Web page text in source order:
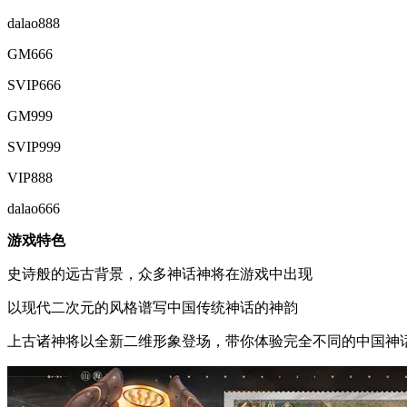
dalao888
GM666
SVIP666
GM999
SVIP999
VIP888
dalao666
游戏特色
史诗般的远古背景，众多神话神将在游戏中出现
以现代二次元的风格谱写中国传统神话的神韵
上古诸神将以全新二维形象登场，带你体验完全不同的中国神